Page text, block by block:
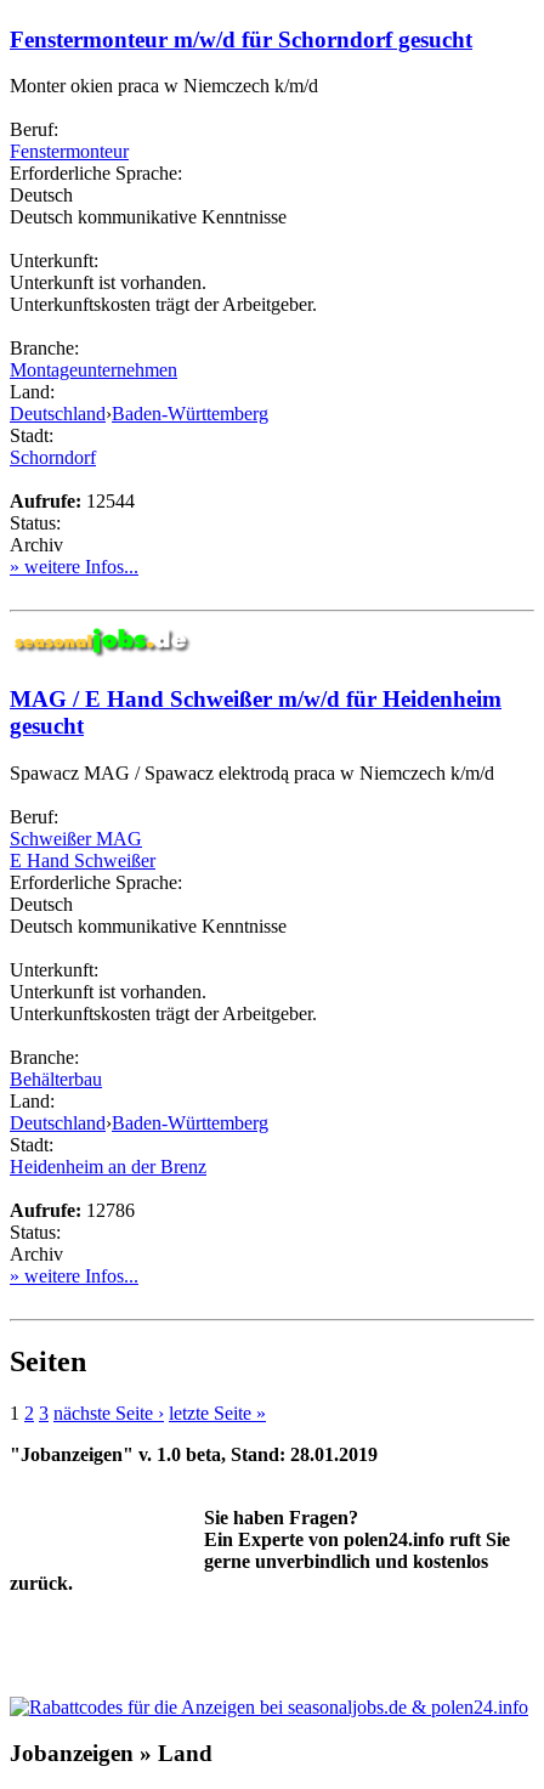
Fenstermonteur m/w/d für Schorndorf gesucht
Monter okien praca w Niemczech k/m/d
Beruf:
Fenstermonteur
Erforderliche Sprache:
Deutsch
Deutsch kommunikative Kenntnisse
Unterkunft:
Unterkunft ist vorhanden.
Unterkunftskosten trägt der Arbeitgeber.
Branche:
Montageunternehmen
Land:
Deutschland›Baden-Württemberg
Stadt:
Schorndorf
Aufrufe: 12544
Status:
Archiv
» weitere Infos...
MAG / E Hand Schweißer m/w/d für Heidenheim
gesucht
Spawacz MAG / Spawacz elektrodą praca w Niemczech k/m/d
Beruf:
Schweißer MAG
E Hand Schweißer
Erforderliche Sprache:
Deutsch
Deutsch kommunikative Kenntnisse
Unterkunft:
Unterkunft ist vorhanden.
Unterkunftskosten trägt der Arbeitgeber.
Branche:
Behälterbau
Land:
Deutschland›Baden-Württemberg
Stadt:
Heidenheim an der Brenz
Aufrufe: 12786
Status:
Archiv
» weitere Infos...
Seiten
1 2 3 nächste Seite › letzte Seite »
"Jobanzeigen" v. 1.0 beta, Stand: 28.01.2019
Sie haben Fragen?
Ein Experte von polen24.info ruft Sie
gerne unverbindlich und kostenlos
zurück.
Jobanzeigen » Land